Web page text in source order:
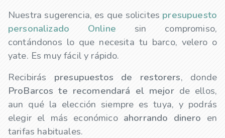
Nuestra sugerencia, es que solicites presupuesto
personalizado Online sin compromiso,
contándonos lo que necesita tu barco, velero o
yate. Es muy fácil y rápido.
Recibirás presupuestos de restorers, donde
ProBarcos te recomendará el mejorde ellos,
aun qué la elección siempre es tuya, y podrás
elegir el más económico ahorrando dinero en
tarifas habituales.